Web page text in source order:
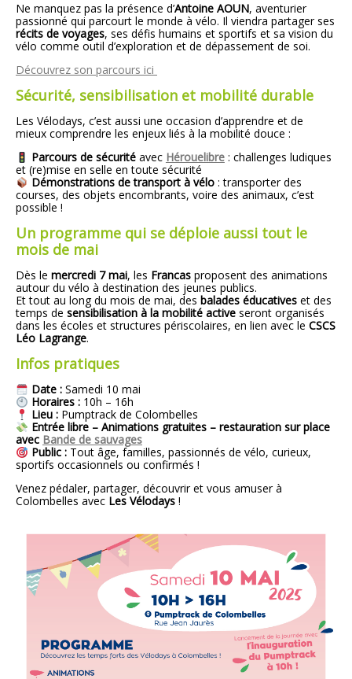
Ne manquez pas la présence d’Antoine AOUN, aventurier
passionné qui parcourt le monde à vélo. Il viendra partager ses
récits de voyages, ses défis humains et sportifs et sa vision du
vélo comme outil d’exploration et de dépassement de soi.
Découvrez son parcours ici
Sécurité, sensibilisation et mobilité durable
Les Vélodays, c’est aussi une occasion d’apprendre et de
mieux comprendre les enjeux liés à la mobilité douce :
Parcours de sécuritéavec Hérouelibre: challenges ludiques
et (re)mise en selle en toute sécurité
Démonstrations de transport à vélo: transporter des
courses, des objets encombrants, voire des animaux, c’est
possible !
Un programme qui se déploie aussi tout le
mois de mai
Dès le mercredi 7 mai, les Francas proposent des animations
autour du vélo à destination des jeunes publics.
Et tout au long du mois de mai, des balades éducatives et des
temps de sensibilisation à la mobilité active seront organisés
dans les écoles et structures périscolaires, en lien avec le CSCS
Léo Lagrange.
Infos pratiques
Date :Samedi 10 mai
Horaires :10h – 16h
Lieu :Pumptrack de Colombelles
Entrée libre – Animations gratuites – restauration sur place
avec Bande de sauvages
Public :Tout âge, familles, passionnés de vélo, curieux,
sportifs occasionnels ou confirmés !
Venez pédaler, partager, découvrir et vous amuser à
Colombelles avec Les Vélodays !